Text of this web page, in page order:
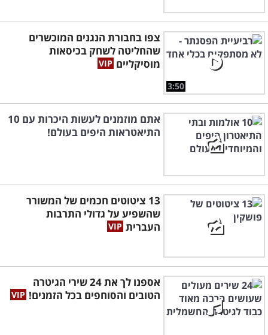
3:50
צפו בחבורת הנגנים המוכשרים
שהחליטה לשחק בכיסאות
מוסיקליים
אתם מוזמנים לעשות היכרות עם 10
התיאטראות היפים בעולם!
13 ציטוטים חכמים של המשורר
שהשפיע על גדולי התרבות
העברית
אספנו לך את 24 שירי הגיטרה
הטובים והסוחפים בכל הזמנים!